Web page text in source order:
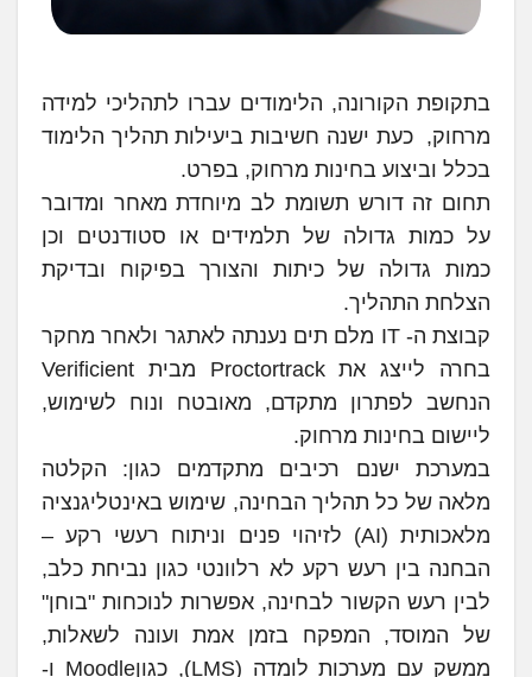
בתקופת הקורונה, הלימודים עברו לתהליכי למידה
מרחוק, כעת ישנה חשיבות ביעילות תהליך הלימוד
בכלל וביצוע בחינות מרחוק, בפרט.
תחום זה דורש תשומת לב מיוחדת מאחר ומדובר
על כמות גדולה של תלמידים או סטודנטים וכן
כמות גדולה של כיתות והצורך בפיקוח ובדיקת
הצלחת התהליך.
קבוצת ה- IT מלם תים נענתה לאתגר ולאחר מחקר
בחרה לייצג את Proctortrack מבית Verificient
הנחשב לפתרון מתקדם, מאובטח ונוח לשימוש,
ליישום בחינות מרחוק.
במערכת ישנם רכיבים מתקדמים כגון: הקלטה
מלאה של כל תהליך הבחינה, שימוש באינטליגנציה
מלאכותית (AI) לזיהוי פנים וניתוח רעשי רקע –
הבחנה בין רעש רקע לא רלוונטי כגון נביחת כלב,
לבין רעש הקשור לבחינה, אפשרות לנוכחות "בוחן"
של המוסד, המפקח בזמן אמת ועונה לשאלות,
ממשק עם מערכות לומדה (LMS), כגוןMoodle ו-